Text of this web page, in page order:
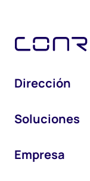
Dirección
Rumfordstraße 30
Núremberg
Soluciones
Empresa